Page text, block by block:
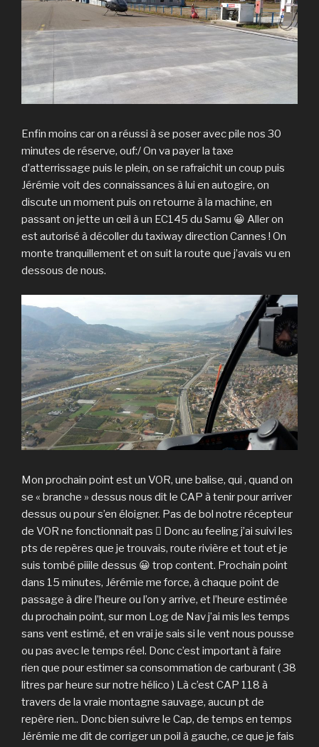
Enfin moins car on a réussi à se poser avec pile nos 30
minutes de réserve, ouf:/ On va payer la taxe
d’atterrissage puis le plein, on se rafraichit un coup puis
Jérémie voit des connaissances à lui en autogire, on
discute un moment puis on retourne à la machine, en
passant on jette un œil à un EC145 du Samu 😀 Aller on
est autorisé à décoller du taxiway direction Cannes ! On
monte tranquillement et on suit la route que j’avais vu en
dessous de nous.
Mon prochain point est un VOR, une balise, qui , quand on
se « branche » dessus nous dit le CAP à tenir pour arriver
dessus ou pour s’en éloigner. Pas de bol notre récepteur
de VOR ne fonctionnait pas  Donc au feeling j’ai suivi les
pts de repères que je trouvais, route rivière et tout et je
suis tombé piiile dessus 😀 trop content. Prochain point
dans 15 minutes, Jérémie me force, à chaque point de
passage à dire l’heure ou l’on y arrive, et l’heure estimée
du prochain point, sur mon Log de Nav j’ai mis les temps
sans vent estimé, et en vrai je sais si le vent nous pousse
ou pas avec le temps réel. Donc c’est important à faire
rien que pour estimer sa consommation de carburant ( 38
litres par heure sur notre hélico ) Là c’est CAP 118 à
travers de la vraie montagne sauvage, aucun pt de
repère rien.. Donc bien suivre le Cap, de temps en temps
Jérémie me dit de corriger un poil à gauche, ce que je fais